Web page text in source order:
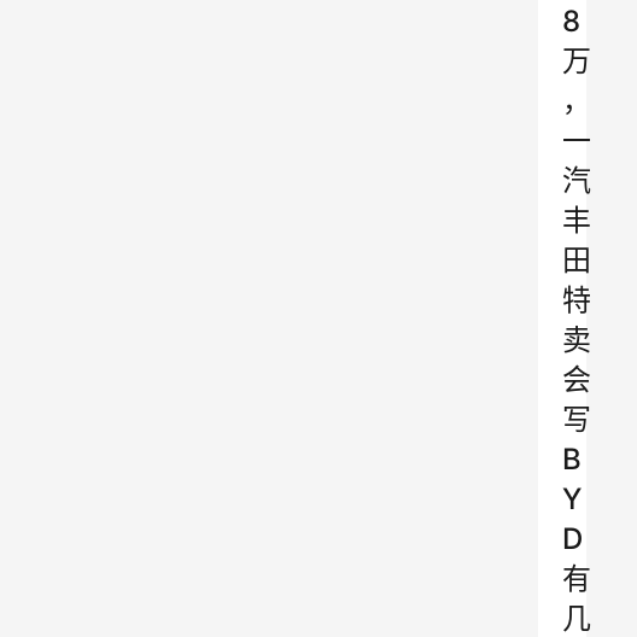
8
万
，
一
汽
丰
田
特
卖
会
写
B
Y
D
有
几